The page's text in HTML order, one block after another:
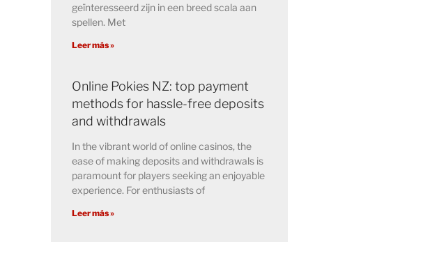
geïnteresseerd zijn in een breed scala aan
spellen. Met
Leer más »
Online Pokies NZ: top payment
methods for hassle-free deposits
and withdrawals
In the vibrant world of online casinos, the
ease of making deposits and withdrawals is
paramount for players seeking an enjoyable
experience. For enthusiasts of
Leer más »